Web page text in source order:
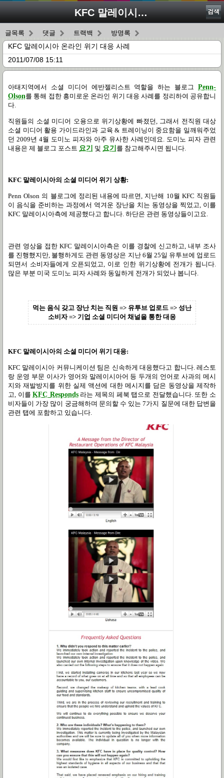
KFC 말레이시아 온라인 위기 대응 사례 검색
글목록 댓글 트랙백 방명록
KFC 말레이시아 온라인 위기 대응 사례
2011/07/08 15:11
아태지역에서 소셜 미디어 에반젤리스트 역할을 하는 블로그
Penn-
Olson를 통해 접한 흥미로운 온라인 위기 대응 사례를 정리하여 공유합니
다.
직원들의 소셜 미디어 오용으로 위기상황에 빠졌던, 그래서 전직원 대상
소셜 미디어 활용 가이드라인과 교육 & 트레이닝이 중요함을 일깨워주었
던 2009년 4월 도미노 피자와 아주 유사한 사례인데요. 도미노 피자 관련
내용은 제 블로그 포스트 요기 및 요기 를 참고해주시면 됩니다.
KFC 말레이시아의 소셜 미디어 위기 상황:
Penn Olson 의 블로그에 정리된 내용에 따르면, 지난해 10월 KFC 직원들
이 음식을 준비하는 과정에서 역겨운 장난을 치는 동영상을 찍었고, 이를
KFC 말레이시아측에 제공했다고 합니다. 하단은 관련 동영상들이고요.
관련 영상을 접한 KFC 말레이시아측은 이를 경찰에 신고하고, 내부 조사
를 진행했지만, 불행하게도 관련 동영상은 지난6월 25일 유투브에 업로드
되면서 소비자들에게 오픈되었고, 이로 인한 위기상황에 전개가 됩니다.
많은 부분 미국 도미노 피자 사례와 동일하게 전개가 되었나 봅니다.
먹는 음식 갖고 장난 치는 직원 => 유투브 업로드 => 성난
소비자=> 기업 소셜 미디어 채널을 통한 대응
KFC 말레이시아의 소셜 미디어 위기 대응:
KFC 말레이시아 커뮤니케이션 팀은 신속하게 대응했다고 합니다.레스토
랑 운영 부문 이사가 영어와 말레이시아어 등 두개의 언어로 사과의 메시
지와 재발방지를 위한 실제 액션에 대한 메시지를 담은 동영상을 제작하
고, 이를 KFC Responds 라는 제목의 페북 탭으로 전달했습니다. 또한 소
비자들이 가장 많이 궁금해하며 문의할 수 있는 7가지 질문에 대한 답변을
관련 탭에 포함하고 있습니다.